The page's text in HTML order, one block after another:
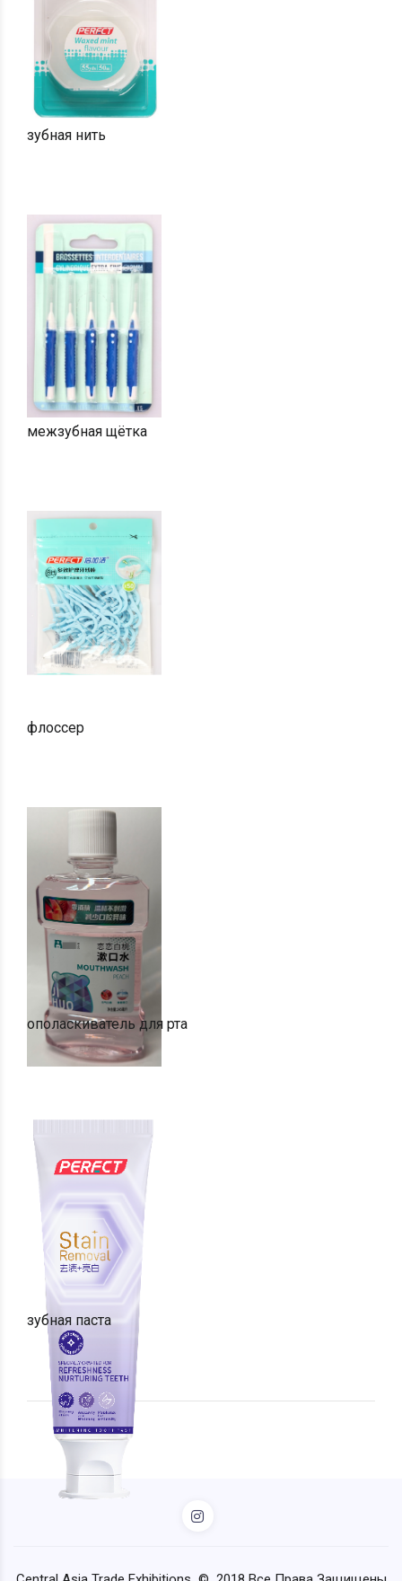
зубная нить
межзубная щётка
флоссер
ополаскиватель для рта
зубная паста